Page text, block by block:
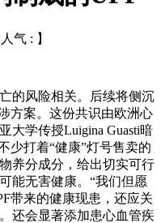
气 : 】
风险相关。后续将侧沉
方案。这份共识由欧洲心
大学传授Luigina Guasti暗
少打着“健康”灯号售卖的
养分成分，给出切实可行
能无害健康。“我们但愿
带来的健康现患，还应关
还会显著添加患心血管疾